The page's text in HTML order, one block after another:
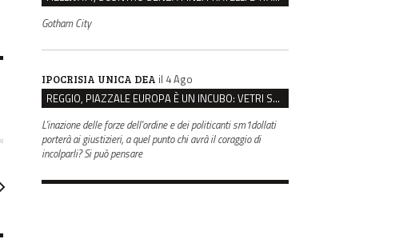
Gotham City
IPOCRISIA UNICA DEA il 4 Ago
REGGIO, PIAZZALE EUROPA È UN INCUBO: VETRI SPACCATI E FURTI SULLE AUTO IN SOSTA
L'inazione delle forze dell'ordine e dei politicanti sm1dollati
porterà ai giustizieri, a quel punto chi avrà il coraggio di
incolparli? Si può pensare